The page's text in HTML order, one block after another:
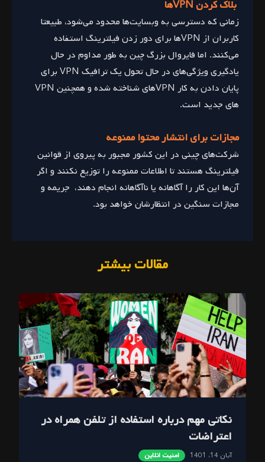
بلاک کردن VPNها
زمانی که دسترسی به وبسایت‌ها محدود می‌شود، طبیعتا
کاربران از VPNها برای دور زدن فیلترینگ استفاده
می‌کنند. اما فایروال بزرگ چین به طور مداوم در حال
یادگیری ویژگی‌های در حال تحول یک ترافیک VPN برای
پایان دادن به کار VPNهای شناخته شده و همچنین VPN
های جدید است.
مجازات برای انتشار محتوا ممنوعه
شرکت‌های چینی در این کشور مجبور به پیروی از قوانین
فیلترینگ هستند تا اطلاعات ممنوعه را توزیع نکنند و اگر
آن‌ها این کار را آگاهانه یا ناآگاهانه انجام دهند، جریمه و
مجازات سنگین در انتظارشان خواهد بود.
مقالات بیشتر
نکاتی مهم درباره استفاده از تلفن همراه در
اعتراضات
آبان 14، 1401 امنیت انلاین